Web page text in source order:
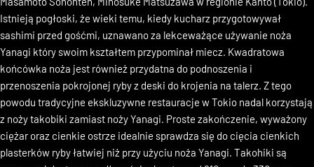
krawędź kataba. Takobiki został zaprojektowany i wykonany przez z
Masamoto Sohonten, Minosuke Matsuzawa w regionie Kanto (Tokio).
Istnieją pogłoski, że wieki temu, kiedy kucharz przygotowywał
sashimi przed gośćmi, uznawano za lekceważące używanie noża
Yanagi który swoim kształtem przypominał miecz. Kwadratowa
końcówka noża jest również przydatna do podnoszenia i
przenoszenia pokrojonej ryby z deski do krojenia na talerz. Z tego
powodu tradycyjne ekskluzywne restauracje w Tokio nadal korzystają
z noży takobiki zamiast noży Yanagi. Proste zakończenie, wyważony
ciężar oraz cienkie ostrze idealnie sprawdza się do cięcia cienkich